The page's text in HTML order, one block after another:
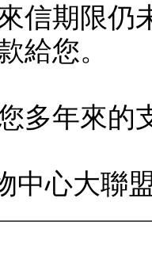
信期限仍
給您。
多年來的
中心大